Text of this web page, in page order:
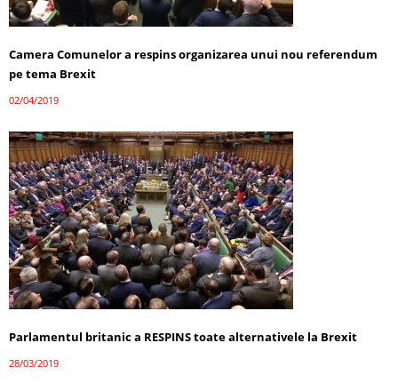
Camera Comunelor a respins organizarea unui nou referendum
pe tema Brexit
02/04/2019
Parlamentul britanic a RESPINS toate alternativele la Brexit
28/03/2019